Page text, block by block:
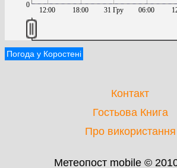
0
12:00 18:00 31 Гру 06:00
Погода у Коростені
Контакт
Гостьова Книга
Про використання
Метеопост mobile ©